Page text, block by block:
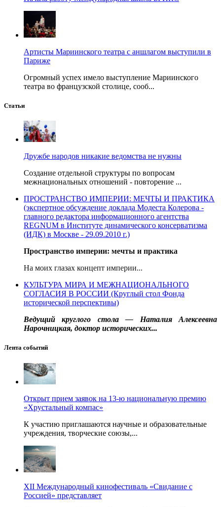
Артисты Мариинского театра с аншлагом выступили в
Париже
Огромный успех имело выступление Мариинского
театра во французской столице, сооб...
Статьи
Дружбе народов никакие ведомства не нужны
Создание отдельной структуры по вопросам
межнациональных отношений - повторение ...
ПРОСТРАНСТВО ИМПЕРИИ: МЕЧТЫ И ПРАКТИКА
(экспертное обсуждение доклада Модеста Колерова -
главного редактора информационного агентства
REGNUM в Институте динамического консерватизма
(ИДК) в Москве - 29.09.2010 г.)
Пространство империи: мечты и практика
На моих глазах концепт империи...
КУЛЬТУРА МИРА И МЕЖНАЦИОНАЛЬНОГО
СОГЛАСИЯ В РОССИИ (Круглый стол Фонда
исторической перспективы)
Ведущий круглого стола — Наталия Алексеевна
Нарочницкая, доктор исторических...
Лента событий
Открыт прием заявок на 13-ю национальную премию
«Хрустальный компас»
К участию приглашаются научные и образовательные
учреждения, творческие союзы,...
XII Международный кинофестиваль «Свидание с
Россией» представляет